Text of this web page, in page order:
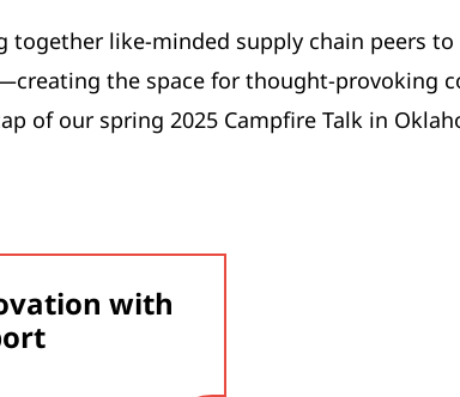
together like-minded supply chain peers
the space for thought-provoking
of our spring 2025 Campfire Talk in
with